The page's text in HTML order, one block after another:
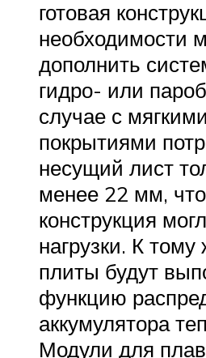
готовая
необходимости
дополнить
гидро- или
случае с
покрытиями
несущий лист
менее 22 мм,
конструкция
нагрузки. К
плиты будут
функцию
аккумулятора
Модули для